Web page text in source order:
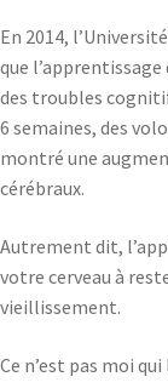
En 2014,
que
des troubles
6 semaines, des
montré une
cérébraux.
Autrement dit,
votre cerveau à
vieillissement.
Ce n’est pas moi